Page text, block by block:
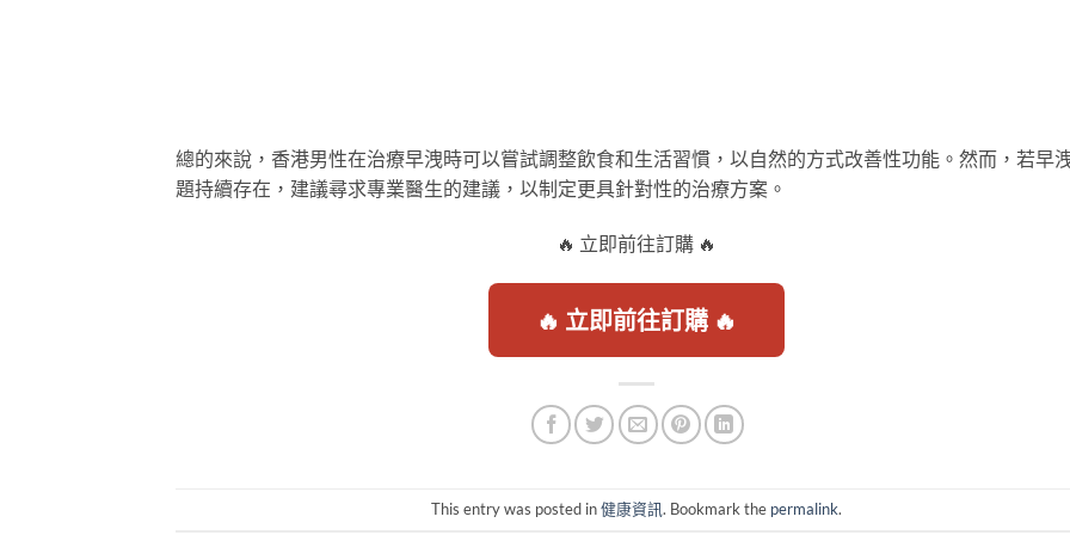
總的來說，香港男性在治療早洩時可以嘗試調整飲食和生活習慣，以自然的方式改善性功能。然而，若早
題持續存在，建議尋求專業醫生的建議，以制定更具針對性的治療方案。
🔥 立即前往訂購 🔥
🔥 立即前往訂購 🔥
This entry was posted in健康資訊. Bookmark the permalink.